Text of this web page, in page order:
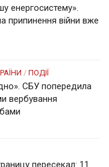
енергосистему».
припинення війни вже
/ ПОДІЇ
СБУ попередила
вербування
пересекал: 11